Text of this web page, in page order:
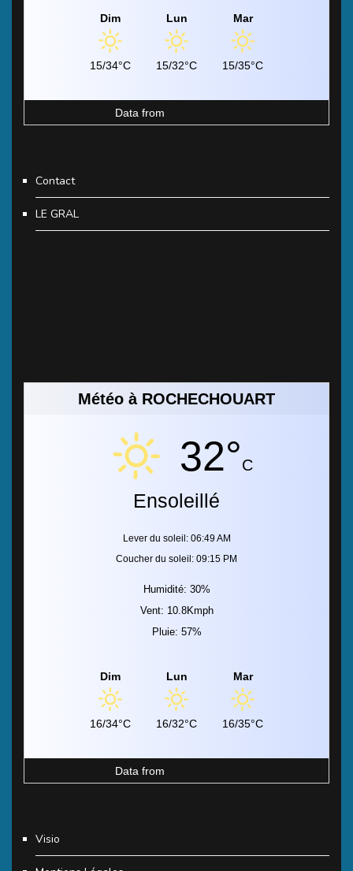
Dim
15/34°C
Lun
15/32°C
Mar
15/35°C
Data from
Contact
LE GRAL
Météo à ROCHECHOUART
32°C
Ensoleillé
Lever du soleil: 06:49 AM
Coucher du soleil: 09:15 PM
Humidité: 30%
Vent: 10.8Kmph
Pluie: 57%
Dim
16/34°C
Lun
16/32°C
Mar
16/35°C
Data from
Visio